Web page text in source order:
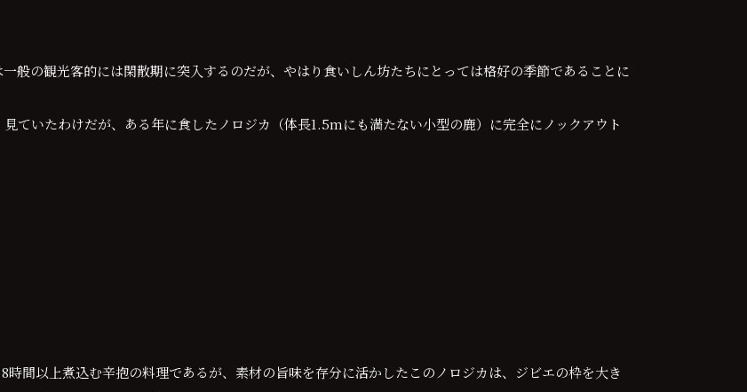
般の観光客的には閑散期に突入するのだが、やはり食いしん坊たちにとっては格好の季節であることに
ていたわけだが、ある年に食したノロジカ（体長1.5mにも満たない小型の鹿）に完全にノックアウト
時間以上煮込む辛抱の料理であるが、素材の旨味を存分に活かしたこのノロジカは、ジビエの枠を大き